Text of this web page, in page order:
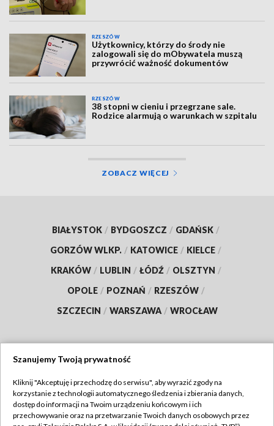
RZESZÓW
Użytkownicy, którzy do środy nie
zalogowali się do mObywatela muszą
przywrócić ważność dokumentów
RZESZÓW
38 stopni w cieniu i przegrzane sale.
Rodzice alarmują o warunkach w szpitalu
ZOBACZ WIĘCEJ
BIAŁYSTOK / BYDGOSZCZ / GDAŃSK /
GORZÓW WLKP. / KATOWICE / KIELCE /
KRAKÓW / LUBLIN / ŁÓDŹ / OLSZTYN /
OPOLE / POZNAŃ / RZESZÓW /
SZCZECIN / WARSZAWA / WROCŁAW
TVP
Abonament TVP
Regulamin TVP
Szanujemy Twoją prywatność
Kliknij "Akceptuję i przechodzę do serwisu", aby wyrazić zgody na
korzystanie z technologii automatycznego śledzenia i zbierania danych,
dostęp do informacji na Twoim urządzeniu końcowym i ich
przechowywanie oraz na przetwarzanie Twoich danych osobowych przez